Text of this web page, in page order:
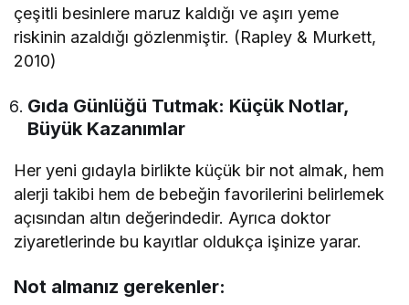
çeşitli besinlere maruz kaldığı ve aşırı yeme
riskinin azaldığı gözlenmiştir. (Rapley & Murkett,
2010)
Gıda Günlüğü Tutmak: Küçük Notlar,
Büyük Kazanımlar
Her yeni gıdayla birlikte küçük bir not almak, hem
alerji takibi hem de bebeğin favorilerini belirlemek
açısından altın değerindedir. Ayrıca doktor
ziyaretlerinde bu kayıtlar oldukça işinize yarar.
Not almanız gerekenler: